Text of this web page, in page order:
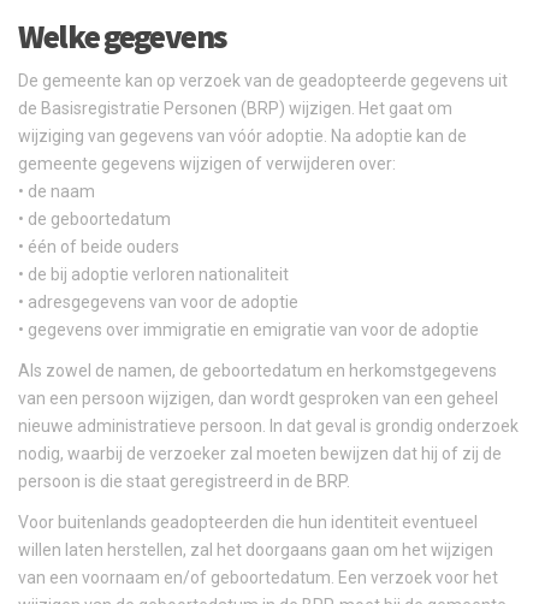
Welke gegevens
De gemeente kan op verzoek van de geadopteerde gegevens uit
de Basisregistratie Personen (BRP) wijzigen. Het gaat om
wijziging van gegevens van vóór adoptie. Na adoptie kan de
gemeente gegevens wijzigen of verwijderen over:
• de naam
• de geboortedatum
• één of beide ouders
• de bij adoptie verloren nationaliteit
• adresgegevens van voor de adoptie
• gegevens over immigratie en emigratie van voor de adoptie
Als zowel de namen, de geboortedatum en herkomstgegevens
van een persoon wijzigen, dan wordt gesproken van een geheel
nieuwe administratieve persoon. In dat geval is grondig onderzoek
nodig, waarbij de verzoeker zal moeten bewijzen dat hij of zij de
persoon is die staat geregistreerd in de BRP.
Voor buitenlands geadopteerden die hun identiteit eventueel
willen laten herstellen, zal het doorgaans gaan om het wijzigen
van een voornaam en/of geboortedatum. Een verzoek voor het